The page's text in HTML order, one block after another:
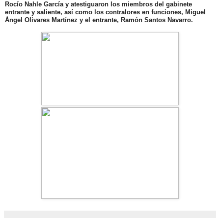
Rocío Nahle García y atestiguaron los miembros del gabinete
entrante y saliente, así como los contralores en funciones, Miguel
Ángel Olivares Martínez y el entrante, Ramón Santos Navarro.